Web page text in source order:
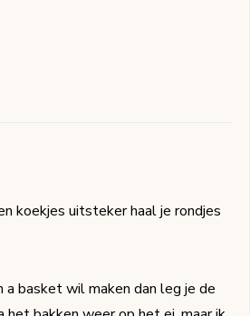
koekjes uitsteker haal je rondjes
a basket wil maken dan leg je de